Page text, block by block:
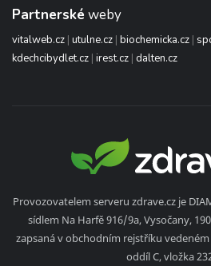
Partnerské weby
vitalweb.cz | utulne.cz | biochemicka.cz |
kdechcibydlet.cz | irest.cz | dalten.cz
Provozovatelem serveru zdrave.cz je
sídlem Na Harfě 916/9a, Vysočany,
zapsaná v obchodním rejstříku
oddíl C, vložka